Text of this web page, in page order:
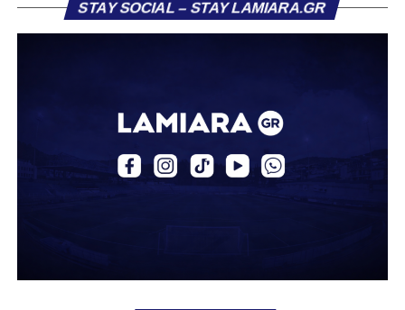
«Ο Α.Ο. Σαρωνικός Αναβύσσου ανακοινώνει την
περσινή σεζόν πραγματοποίησε γεμάτη χρονιά στη Γ’
Στο παρελθόν αγωνίστηκε στην ΑΕΚ Β’, με την οποία
κατέγραψε 10 συμμετοχές στη Super League 2, καθώς
επίσης σε Εθνικό και Ζάκυνθο. Ξεκίνησε την καριέρα του
STAY SOCIAL – STAY LAMIARA.GR